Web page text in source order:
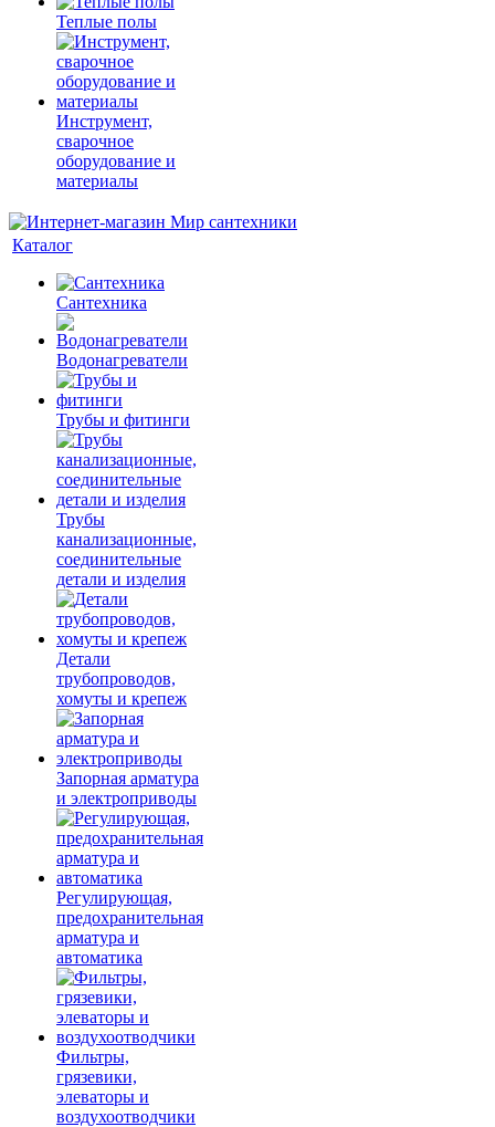
Теплые полы
Инструмент,
сварочное
оборудование и
материалы
Каталог
Сантехника
Водонагреватели
Трубы и фитинги
Трубы
канализационные,
соединительные
детали и изделия
Детали
трубопроводов,
хомуты и крепеж
Запорная арматура
и электроприводы
Регулирующая,
предохранительная
арматура и
автоматика
Фильтры,
грязевики,
элеваторы и
воздухоотводчики